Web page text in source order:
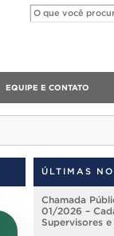
EQUIPE E CONTATO
ÚLTIMAS
Chamada
01/2026 –
Supervisores e